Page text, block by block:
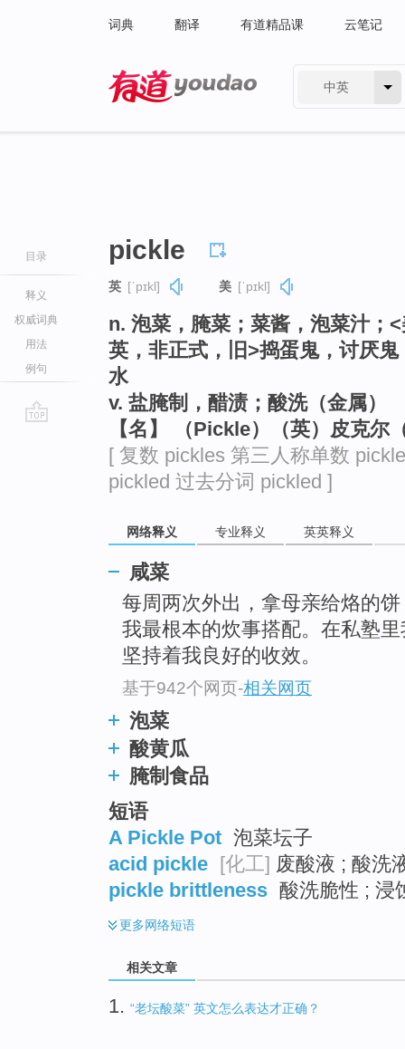
词典 翻译 有道精品课 云笔记
中英
目录
释义
权威词典
用法
例句
pickle
英 [ˈpɪkl] 美 [ˈpɪkl]
n. 泡菜，腌菜；菜酱，泡菜汁；
英，非正式，旧>捣蛋鬼，讨厌
水
v. 盐腌制，醋渍；酸洗（金属）
【名】 （Pickle）（英）皮克尔
[ 复数 pickles 第三人称单数
pickled 过去分词 pickled ]
网络释义 专业释义 英英释义
咸菜
每周两次外出，拿母亲给烙的
我最根本的炊事搭配。在私塾
坚持着我良好的收效。
基于942个网页-相关网页
泡菜
酸黄瓜
腌制食品
短语
A Pickle Pot 泡菜坛子
acid pickle [化工] 废酸液 ; 酸洗
pickle brittleness 酸洗脆性 ; 浸
更多网络短语
相关文章
1. “老坛酸菜” 英文怎么表达才正确？